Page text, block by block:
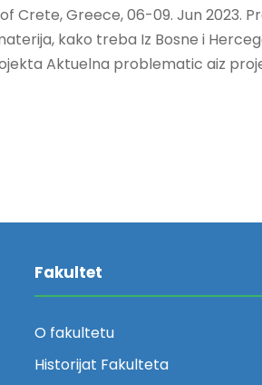
Crete, Greece, 06-09. Jun 2023.
kako treba Iz Bosne i
Aktuelna problematic aiz
Fakultet
O fakultetu
Historijat Fakulteta